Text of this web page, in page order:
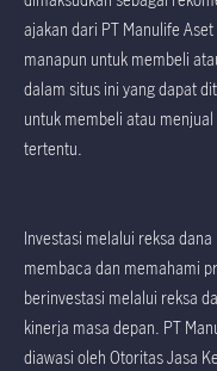
ajakan dari PT Manulife
manapun untuk membeli
dalam situs ini yang dapat
untuk membeli atau
tertentu.
Investasi melalui reksa
membaca dan memahami
berinvestasi melalui reksa
kinerja masa depan. PT
diawasi oleh Otoritas Jasa